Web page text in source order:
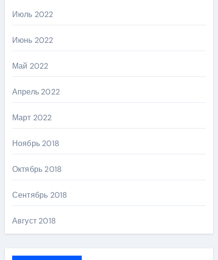
Июль 2022
Июнь 2022
Май 2022
Апрель 2022
Март 2022
Ноябрь 2018
Октябрь 2018
Сентябрь 2018
Август 2018